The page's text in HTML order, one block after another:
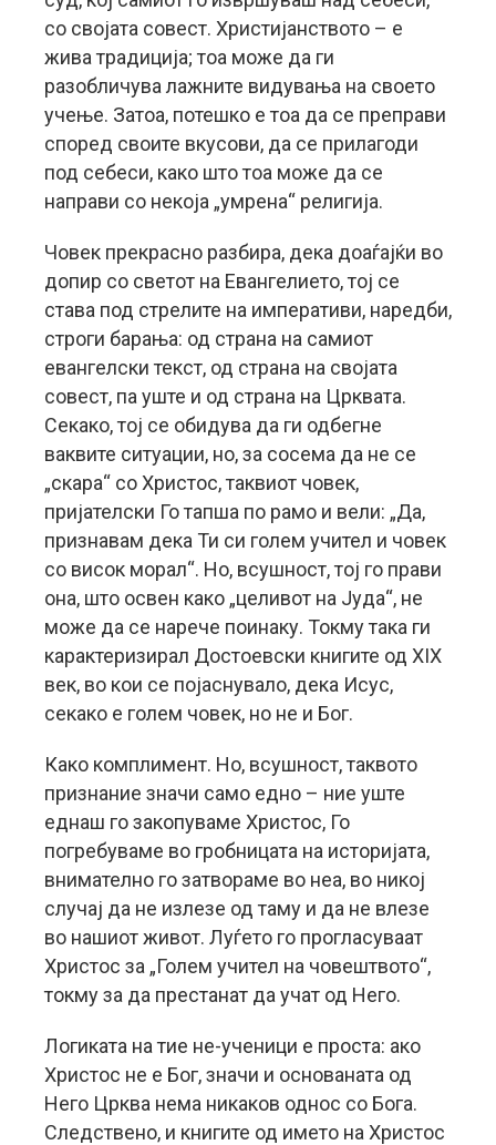
со својата совест. Христијанството – е
жива традиција; тоа може да ги
разобличува лажните видувања на своето
учење. Затоа, потешко е тоа да се преправи
според своите вкусови, да се прилагоди
под себеси, како што тоа може да се
направи со некоја „умрена“ религија.
Човек прекрасно разбира, дека доаѓајќи во
допир со светот на Евангелието, тој се
става под стрелите на императиви, наредби,
строги барања: од страна на самиот
евангелски текст, од страна на својата
совест, па уште и од страна на Црквата.
Секако, тој се обидува да ги одбегне
ваквите ситуации, но, за сосема да не се
„скара“ со Христос, таквиот човек,
пријателски Го тапша по рамо и вели: „Да,
признавам дека Ти си голем учител и човек
со висок морал“. Но, всушност, тој го прави
она, што освен како „целивот на Јуда“, не
може да се нарече поинаку. Токму така ги
карактеризирал Достоевски книгите од XIX
век, во кои се појаснувало, дека Исус,
секако е голем човек, но не и Бог.
Како комплимент. Но, всушност, таквото
признание значи само едно – ние уште
еднаш го закопуваме Христос, Го
погребуваме во гробницата на историјата,
внимателно го затвораме во неа, во никој
случај да не излезе од таму и да не влезе
во нашиот живот. Луѓето го прогласуваат
Христос за „Голем учител на човештвото“,
токму за да престанат да учат од Него.
Логиката на тие не-ученици е проста: ако
Христос не е Бог, значи и основаната од
Него Црква нема никаков однос со Бога.
Следствено, и книгите од името на Христос